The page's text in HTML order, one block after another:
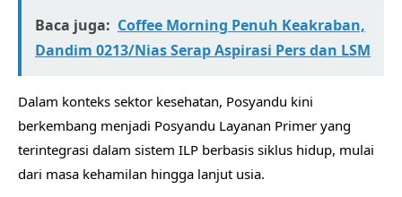
Baca juga: Coffee Morning Penuh Keakraban,
Dandim 0213/Nias Serap Aspirasi Pers dan LSM
Dalam konteks sektor kesehatan, Posyandu kini
berkembang menjadi Posyandu Layanan Primer yang
terintegrasi dalam sistem ILP berbasis siklus hidup, mulai
dari masa kehamilan hingga lanjut usia.